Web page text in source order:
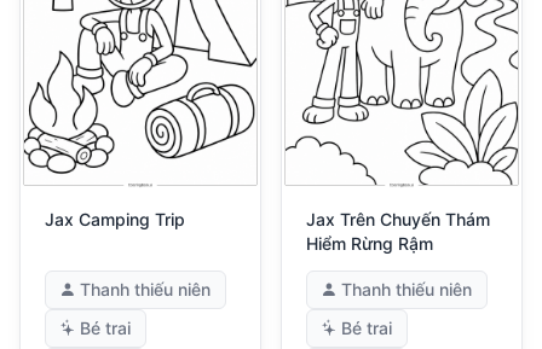
Jax Camping Trip
Thanh thiếu niên
Bé trai
Jax Trên Chuyến Thám
Hiểm Rừng Rậm
Thanh thiếu niên
Bé trai